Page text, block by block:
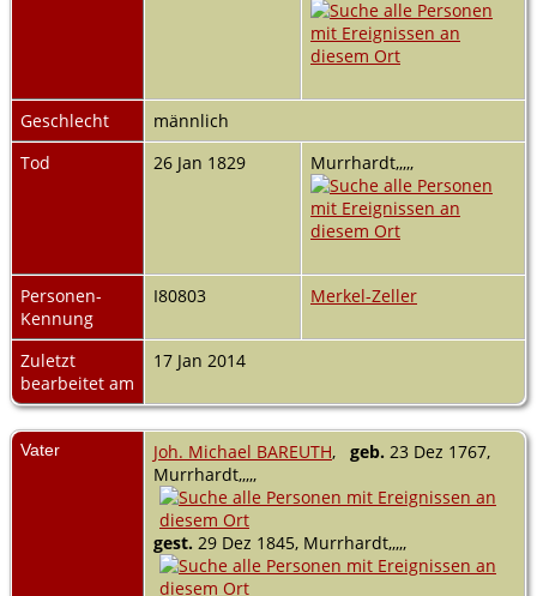
Geschlecht
männlich
Tod
26 Jan 1829 Murrhardt,,,,,
Personen-
Kennung
I80803 Merkel-Zeller
Zuletzt
bearbeitet am
17 Jan 2014
Vater Joh. Michael BAREUTH, geb. 23 Dez 1767,
Murrhardt,,,,,
gest. 29 Dez 1845, Murrhardt,,,,,